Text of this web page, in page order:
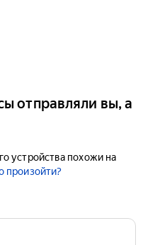
отправляли вы, а
устройства похожи на
произойти?